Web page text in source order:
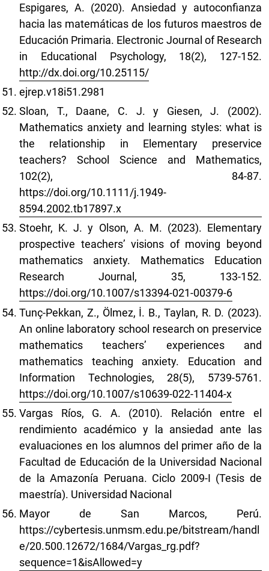
Espigares, A. (2020). Ansiedad y autoconfianza
hacia las matemáticas de los futuros maestros de
Educación Primaria. Electronic Journal of Research
in Educational Psychology, 18(2), 127-152.
http://dx.doi.org/10.25115/
ejrep.v18i51.2981
Sloan, T., Daane, C. J. y Giesen, J. (2002).
Mathematics anxiety and learning styles: what is
the relationship in Elementary preservice
teachers? School Science and Mathematics,
102(2), 84-87.
https://doi.org/10.1111/j.1949-
8594.2002.tb17897.x
Stoehr, K. J. y Olson, A. M. (2023). Elementary
prospective teachers’ visions of moving beyond
mathematics anxiety. Mathematics Education
Research Journal, 35, 133-152.
https://doi.org/10.1007/s13394-021-00379-6
Tunç-Pekkan, Z., Ölmez, İ. B., Taylan, R. D. (2023).
An online laboratory school research on preservice
mathematics teachers’ experiences and
mathematics teaching anxiety. Education and
Information Technologies, 28(5), 5739-5761.
https://doi.org/10.1007/s10639-022-11404-x
Vargas Ríos, G. A. (2010). Relación entre el
rendimiento académico y la ansiedad ante las
evaluaciones en los alumnos del primer año de la
Facultad de Educación de la Universidad Nacional
de la Amazonía Peruana. Ciclo 2009-I (Tesis de
maestría). Universidad Nacional
Mayor de San Marcos, Perú.
https://cybertesis.unmsm.edu.pe/bitstream/handl
e/20.500.12672/1684/Vargas_rg.pdf?
sequence=1&isAllowed=y